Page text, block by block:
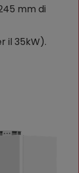
mm di
il 35kW).